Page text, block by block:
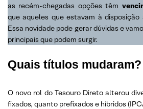
as recém-chegadas opções têm
que aqueles que estavam à disposição
Essa novidade pode gerar dúvidas e
principais que podem surgir.
Quais títulos mudaram?
O novo rol do Tesouro Direto alterou
fixados, quanto prefixados e híbridos